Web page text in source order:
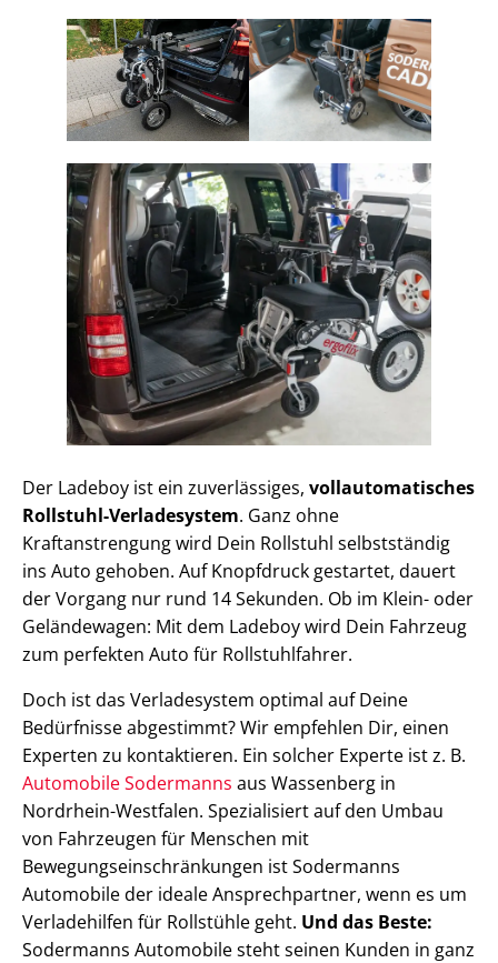
Der Ladeboy ist ein zuverlässiges, vollautomatisches
Rollstuhl-Verladesystem. Ganz ohne
Kraftanstrengung wird Dein Rollstuhl selbstständig
ins Auto gehoben. Auf Knopfdruck gestartet, dauert
der Vorgang nur rund 14 Sekunden. Ob im Klein- oder
Geländewagen: Mit dem Ladeboy wird Dein Fahrzeug
zum perfekten Auto für Rollstuhlfahrer.
Doch ist das Verladesystem optimal auf Deine
Bedürfnisse abgestimmt? Wir empfehlen Dir, einen
Experten zu kontaktieren. Ein solcher Experte ist z. B.
Automobile Sodermanns aus Wassenberg in
Nordrhein-Westfalen. Spezialisiert auf den Umbau
von Fahrzeugen für Menschen mit
Bewegungseinschränkungen ist Sodermanns
Automobile der ideale Ansprechpartner, wenn es um
Verladehilfen für Rollstühle geht. Und das Beste:
Sodermanns Automobile steht seinen Kunden in ganz